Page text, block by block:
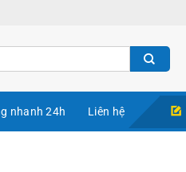
nhanh 24h Liên hệ